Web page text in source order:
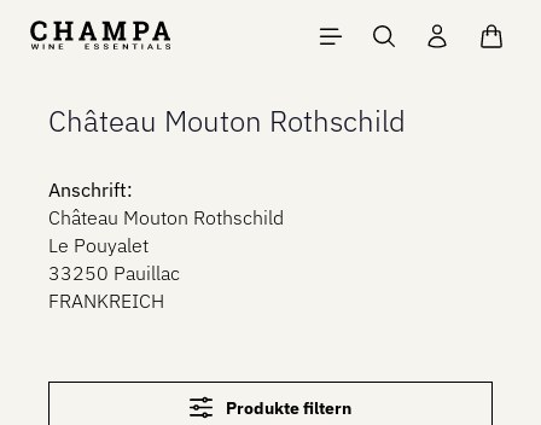
Zum Hauptinhalt springen
Château Mouton Rothschild
Anschrift:
Château Mouton Rothschild
Le Pouyalet
33250 Pauillac
FRANKREICH
Produkte filtern